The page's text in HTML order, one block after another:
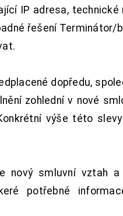
IP adresa, technické
řešení Terminátor/
dopředu,
zohlední v nové
výše této
nový smluvní vztah
potřebné